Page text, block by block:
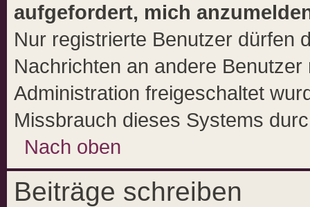
aufgefordert, mich
Nur registrierte Benutzer dürfen
Nachrichten an andere
Administration freigeschaltet
Missbrauch dieses Systems
Nach oben
Beiträge schreiben